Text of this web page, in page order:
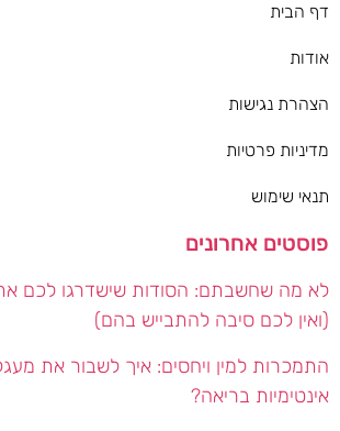
דף הבית
אודות
הצהרת נגישות
מדיניות פרטיות
תנאי שימוש
פוסטים אחרונים
לא מה שחשבתם: הסודות שישדרגו לכם
(ואין לכם סיבה להתבייש בהם)
התמכרות למין ויחסים: איך לשבור את
אינטימיות בריאה?